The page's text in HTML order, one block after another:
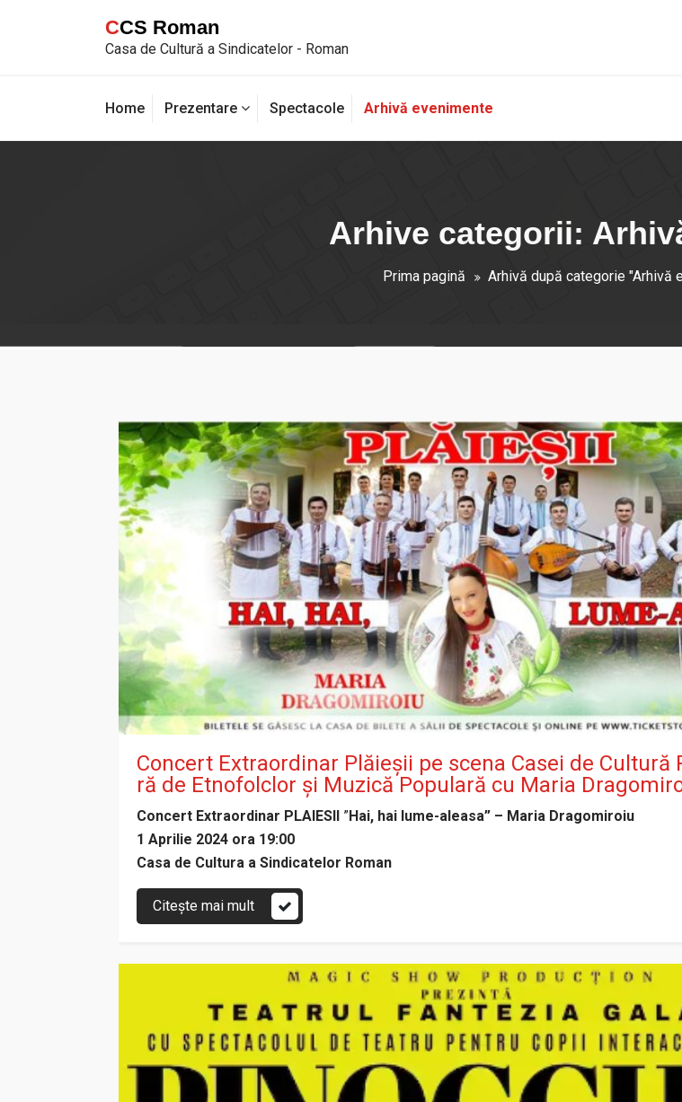
CCS Roman
Casa de Cultură a Sindicatelor - Roman
Home Prezentare Spectacole
Arhive categorii:
Prima pagină Arhivă după categorie "Arhivă
Concert Extraordinar Plăieșii pe scena Casei de Cultură
ră de Etnofolclor și Muzică Populară cu Maria
Concert Extraordinar PLAIESII ”Hai, hai lume-aleasa” – Maria Dragomiroiu
1 Aprilie 2024 ora 19:00
Casa de Cultura a Sindicatelor Roman
Citește mai mult